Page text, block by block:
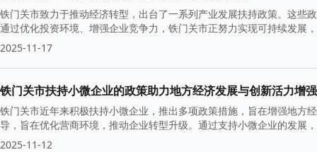
铁门关市致力于推动经济转型，出台了一系列产业发展扶持政策。这些
通过优化投资环境、增强企业竞争力，铁门关市正努力实现可持续发展
2025-11-17
铁门关市扶持小微企业的政策助力地方经济发展与创新活力增强
铁门关市近年来积极扶持小微企业，推出多项政策措施，旨在增强地方
导，旨在优化营商环境，推动企业转型升级。通过支持小微企业的发展
的活力。
2025-11-12